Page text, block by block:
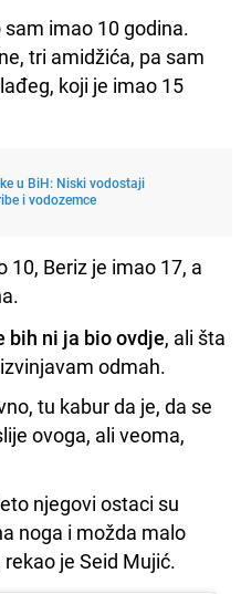
imao 10 godina.
tri amidžića, pa sam
koji je imao 15
u BiH: Niski vodostaji
i vodozemce
Beriz je imao 17, a
bih ni ja bio ovdje, ali šta
odmah.
tu kabur da je, da se
ovoga, ali veoma,
njegovi ostaci su
noga i možda malo
je Seid Mujić.